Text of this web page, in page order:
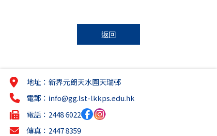
返回
地址：新界元朗天水圍天瑞邨
電郵： info@gg.lst-lkkps.edu.hk
電話：2448 6022
傳真：2447 8359